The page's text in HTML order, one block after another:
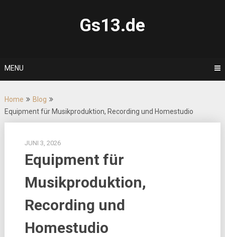
Gs13.de
MENU
Home
Blog
Equipment für Musikproduktion, Recording und Homestudio
JUNI 3, 2026
Equipment für
Musikproduktion,
Recording und
Homestudio